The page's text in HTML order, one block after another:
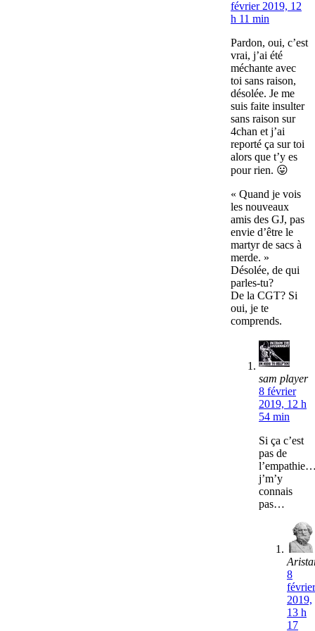
février 2019, 12
h 11 min
Pardon, oui, c’est
vrai, j’ai été
méchante avec
toi sans raison,
désolée. Je me
suis faite insulter
sans raison sur
4chan et j’ai
reporté ça sur toi
alors que t’y es
pour rien. 😛
« Quand je vois
les nouveaux
amis des GJ, pas
envie d’être le
martyr de sacs à
merde. »
Désolée, de qui
parles-tu?
De la CGT? Si
oui, je te
comprends.
sam player
8 février
2019, 12 h
54 min
Si ça c’est
pas de
j’m’y
connais
pas…
8
février
2019,
13 h
17